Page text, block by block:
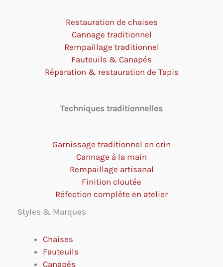
Restauration de chaises
Cannage traditionnel
Rempaillage traditionnel
Fauteuils & Canapés
Réparation & restauration de Tapis
Techniques traditionnelles
Garnissage traditionnel en crin
Cannage à la main
Rempaillage artisanal
Finition cloutée
Réfection complète en atelier
Styles & Marques
Chaises
Fauteuils
Canapés